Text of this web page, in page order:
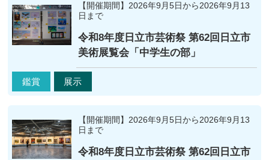
【開催期間】2026年9月5日から2026年9月13
日まで
令和8年度日立市芸術祭 第62回日立市
美術展覧会「中学生の部」
鑑賞 展示
【開催期間】2026年9月5日から2026年9月13
日まで
令和8年度日立市芸術祭 第62回日立市